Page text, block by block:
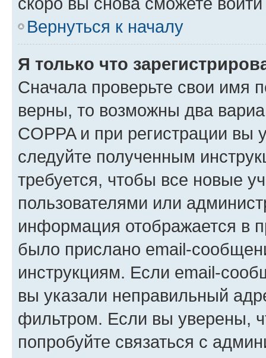
Вернуться к началу
Я только что
Сначала проверьте свои имя
верны, то возможны два
COPPA и при регистрации вы
следуйте полученным
требуется, чтобы все новые
пользователями или
информация отображается в
было прислано email-
инструкциям. Если email-
вы указали неправильный
фильтром. Если вы уверены,
попробуйте связаться с